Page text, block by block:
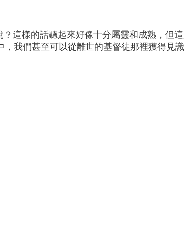
這樣的話聽起來好像十分屬靈和成熟，但
我們甚至可以從離世的基督徒那裡獲得見